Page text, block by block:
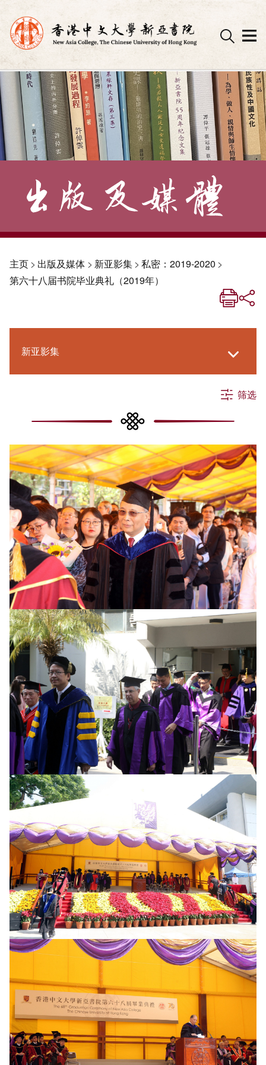
Skip
to
content
主页> 出版及媒体 > 新亚影集> 私密：2019-2020 >
第六十八届书院毕业典礼（2019年）
新亚影集
《新亚．新知》
社交媒体专栏
《新亚简讯》
《新亚书院概览》
其他书院出版
影片库
筛选